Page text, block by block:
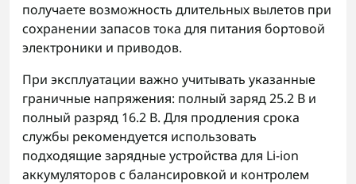
получаете возможность длительных вылетов при
сохранении запасов тока для питания бортовой
электроники и приводов.
При эксплуатации важно учитывать указанные
граничные напряжения: полный заряд 25.2 В и
полный разряд 16.2 В. Для продления срока
службы рекомендуется использовать
подходящие зарядные устройства для Li-ion
аккумуляторов с балансировкой и контролем